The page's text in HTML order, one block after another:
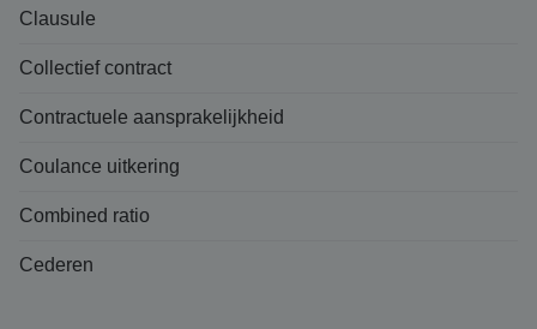
Clausule
Collectief contract
Contractuele aansprakelijkheid
Coulance uitkering
Combined ratio
Cederen